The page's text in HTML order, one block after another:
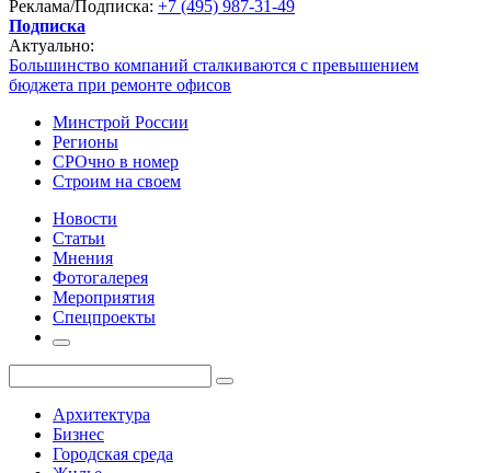
Реклама/Подписка: +7 (495) 987-31-49
Подписка
Актуально:
Большинство компаний сталкиваются с превышением
бюджета при ремонте офисов
Минстрой России
Регионы
СРОчно в номер
Строим на своем
Новости
Статьи
Мнения
Фотогалерея
Мероприятия
Спецпроекты
Архитектура
Бизнес
Городская среда